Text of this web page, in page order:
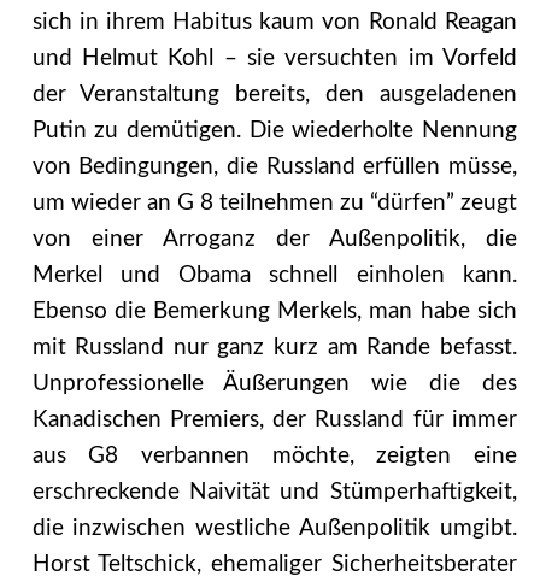
sich in ihrem Habitus kaum von Ronald Reagan
und Helmut Kohl – sie versuchten im Vorfeld
der Veranstaltung bereits, den ausgeladenen
Putin zu demütigen. Die wiederholte Nennung
von Bedingungen, die Russland erfüllen müsse,
um wieder an G 8 teilnehmen zu “dürfen” zeugt
von einer Arroganz der Außenpolitik, die
Merkel und Obama schnell einholen kann.
Ebenso die Bemerkung Merkels, man habe sich
mit Russland nur ganz kurz am Rande befasst.
Unprofessionelle Äußerungen wie die des
Kanadischen Premiers, der Russland für immer
aus G8 verbannen möchte, zeigten eine
erschreckende Naivität und Stümperhaftigkeit,
die inzwischen westliche Außenpolitik umgibt.
Horst Teltschick, ehemaliger Sicherheitsberater